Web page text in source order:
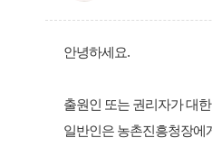
안녕하세요.
출원인 또는 권리자가 대
일반인은 농촌진흥청장에